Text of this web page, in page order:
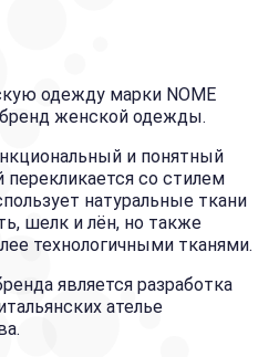
одежду марки NOME
женской одежды.
и понятный
со стилем
натуральные ткани
шелк и лён, но также
технологичными тканями.
является разработка
ателье